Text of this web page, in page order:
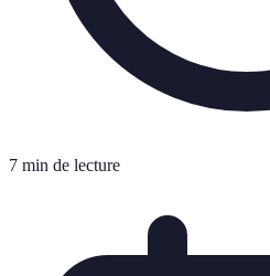
7 min de lecture